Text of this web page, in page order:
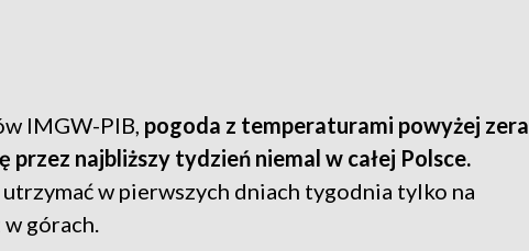
IMGW-PIB, pogoda z temperaturami powyżej zera
przez najbliższy tydzień niemal w całej Polsce.
w pierwszych dniach tygodnia tylko na
górach.